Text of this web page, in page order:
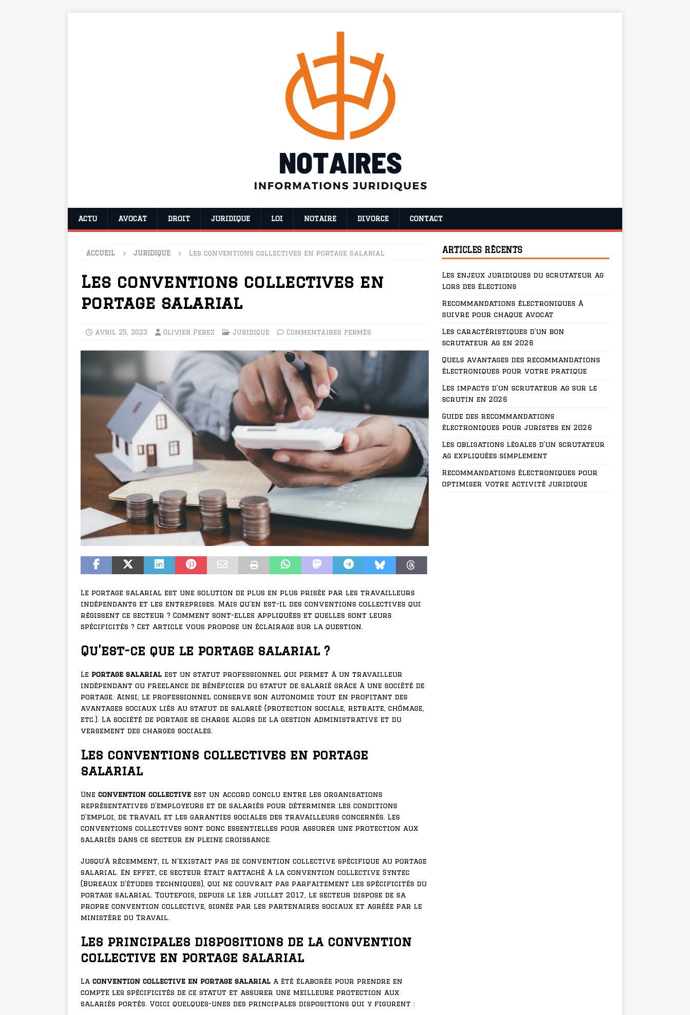
ACTU AVOCAT DROIT JURIDIQUE LOI NOTAIRE DIVORCE CONTACT
ACCUEIL JURIDIQUE Les conventions collectives en portage salarial
Les conventions collectives en
portage salarial
avril 25, 2023 Olivier Perez Juridique Commentaires fermés
Le portage salarial est une solution de plus en plus prisée par les travailleurs
indépendants et les entreprises. Mais qu’en est-il des conventions collectives qui
régissent ce secteur ? Comment sont-elles appliquées et quelles sont leurs
spécificités ? Cet article vous propose un éclairage sur la question.
Qu’est-ce que le portage salarial ?
Le portage salarial est un statut professionnel qui permet à un travailleur
indépendant ou freelance de bénéficier du statut de salarié grâce à une société de
portage. Ainsi, le professionnel conserve son autonomie tout en profitant des
avantages sociaux liés au statut de salarié (protection sociale, retraite, chômage,
etc.). La société de portage se charge alors de la gestion administrative et du
versement des charges sociales.
Les conventions collectives en portage
salarial
Une convention collective est un accord conclu entre les organisations
représentatives d’employeurs et de salariés pour déterminer les conditions
d’emploi, de travail et les garanties sociales des travailleurs concernés. Les
conventions collectives sont donc essentielles pour assurer une protection aux
salariés dans ce secteur en pleine croissance.
Jusqu’à récemment, il n’existait pas de convention collective spécifique au portage
salarial. En effet, ce secteur était rattaché à la convention collective Syntec
(Bureaux d’études techniques), qui ne couvrait pas parfaitement les spécificités du
portage salarial. Toutefois, depuis le 1er juillet 2017, le secteur dispose de sa
propre convention collective, signée par les partenaires sociaux et agréée par le
ministère du Travail.
Les principales dispositions de la convention
collective en portage salarial
La convention collective en portage salarial a été élaborée pour prendre en
compte les spécificités de ce statut et assurer une meilleure protection aux
salariés portés. Voici quelques-unes des principales dispositions qui y figurent :
ARTICLES RÉCENTS
Les enjeux juridiques du scrutateur ag
lors des élections
Recommandations électroniques à
suivre pour chaque avocat
Les caractéristiques d’un bon
scrutateur ag en 2026
Quels avantages des recommandations
électroniques pour votre pratique
Les impacts d’un scrutateur ag sur le
scrutin en 2026
Guide des recommandations
électroniques pour juristes en 2026
Les obligations légales d’un scrutateur
ag expliquées simplement
Recommandations électroniques pour
optimiser votre activité juridique